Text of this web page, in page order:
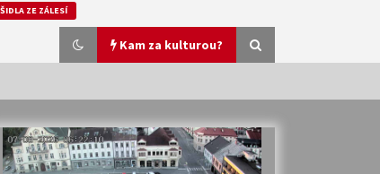
ZE ZÁLESÍ
Kam za kulturou?
Veselí muzikanti
30. 7. 2026